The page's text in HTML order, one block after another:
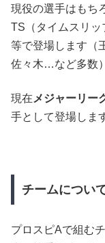
現役の選手はもち
TS（タイムスリッ
等で登場します（
佐々木…など多数
現在 メジャーリー
手として登場しま
チームについ
プロスピAで組む